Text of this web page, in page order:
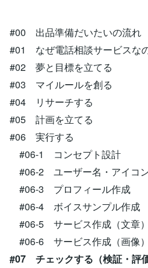
#00 出品準備だいたいの流れ
#01 なぜ電話相談サービスな
#02 夢と目標を立てる
#03 マイルールを創る
#04 リサーチする
#05 計画を立てる
#06 実行する
#06-1 コンセプト設計
#06-2 ユーザー名・アイコ
#06-3 プロフィール作成
#06-4 ボイスサンプル作成
#06-5 サービス作成（文章）
#06-6 サービス作成（画像）
#07 チェックする（検証・評価